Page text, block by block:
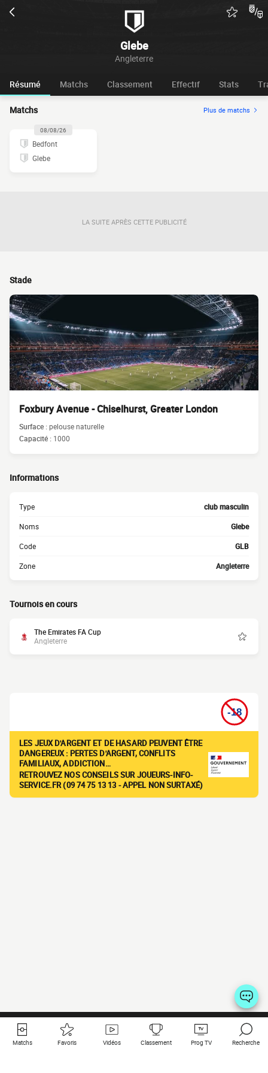
Glebe
Angleterre
Résumé Matchs Classement Effectif Stats
Matchs Plus de matchs
08/08/26
Bedfont
Glebe
LA SUITE APRÈS CETTE PUBLICITÉ
Stade
Foxbury Avenue - Chiselhurst, Greater London
Surface :pelouse naturelle
Capacité : 1000
Informations
Type club masculin
Noms Glebe
Code GLB
Zone Angleterre
Tournois en cours
The Emirates FA Cup
Angleterre
LES JEUX D'ARGENT ET DE HASARD PEUVENT ÊTRE
DANGEREUX : PERTES D'ARGENT, CONFLITS
FAMILIAUX, ADDICTION…
RETROUVEZ NOS CONSEILS SUR JOUEURS-INFO-
SERVICE.FR (09 74 75 13 13 - APPEL NON SURTAXÉ)
Matchs Favoris Vidéos Classement Prog TV Recherche